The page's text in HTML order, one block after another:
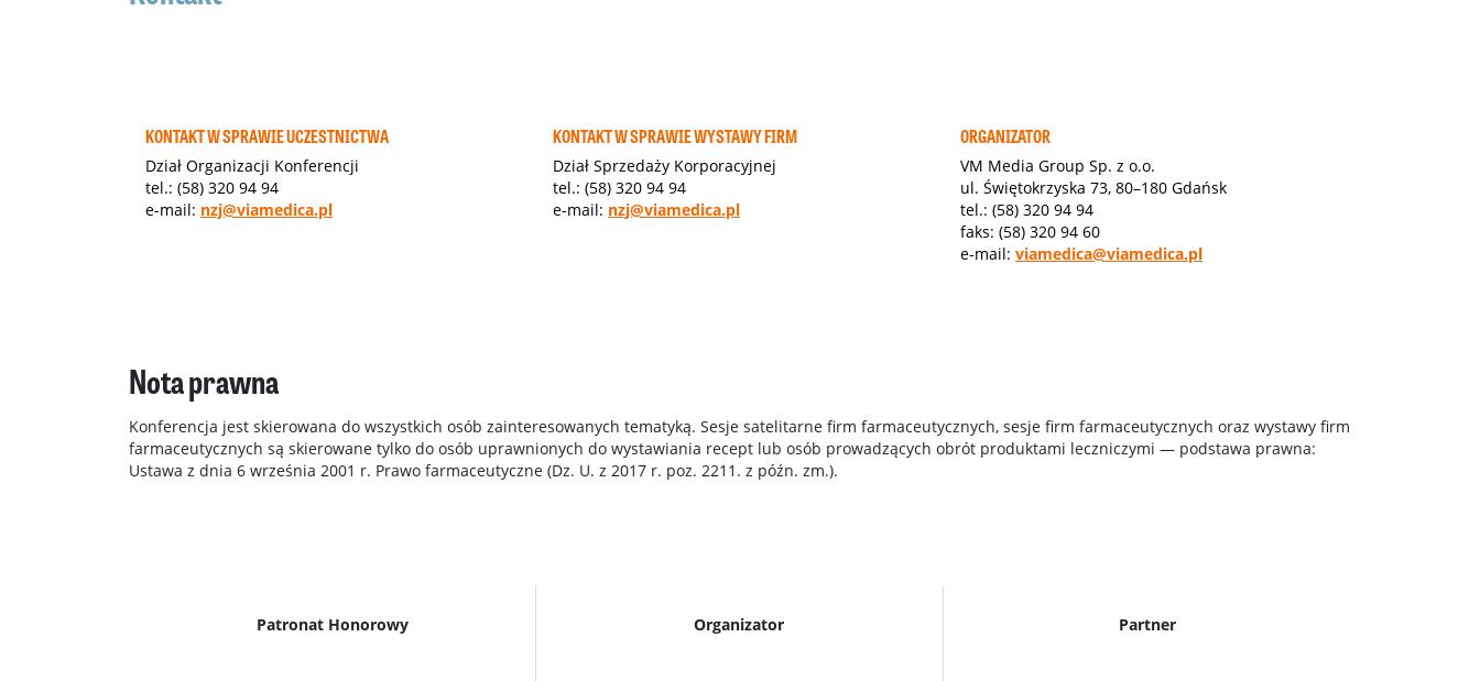
KONTAKT W SPRAWIE UCZESTNICTWA
Dział Organizacji Konferencji
tel.: (58) 320 94 94
e-mail: nzj@viamedica.pl
KONTAKT W SPRAWIE WYSTAWY FIRM
Dział Sprzedaży Korporacyjnej
tel.: (58) 320 94 94
e-mail: nzj@viamedica.pl
ORGANIZATOR
VM Media Group Sp. z o.o.
ul. Świętokrzyska 73, 80–180 Gdańsk
tel.: (58) 320 94 94
faks: (58) 320 94 60
e-mail: viamedica@viamedica.pl
Nota prawna
Konferencja jest skierowana do wszystkich osób zainteresowanych tematyką. Sesje satelitarne firm farmaceutycznych, sesje firm farmaceutycznych oraz wystawy firm
farmaceutycznych są skierowane tylko do osób uprawnionych do wystawiania recept lub osób prowadzących obrót produktami leczniczymi — podstawa prawna:
Ustawa z dnia 6 września 2001 r. Prawo farmaceutyczne (Dz. U. z 2017 r. poz. 2211. z późn. zm.).
Patronat Honorowy Organizator Partner